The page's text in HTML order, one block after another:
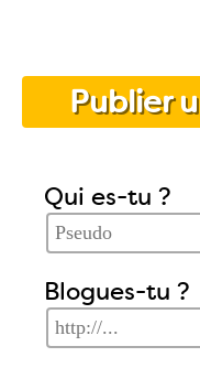
Publier
Qui es-tu ?
Blogues-tu ?